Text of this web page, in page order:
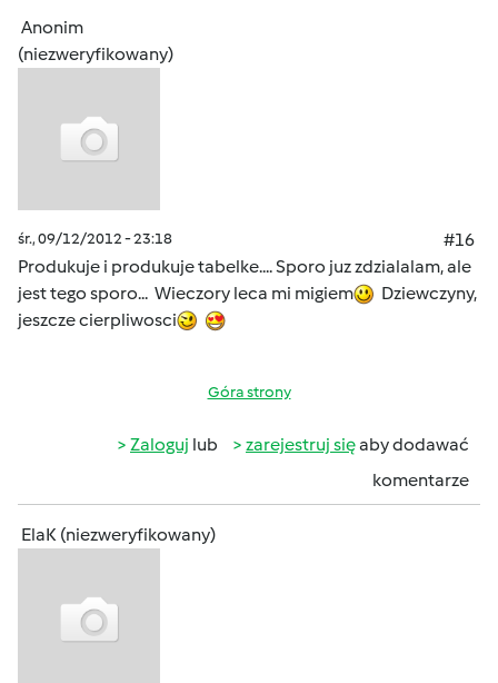
Anonim
(niezweryfikowany)
śr., 09/12/2012 - 23:18
#16
Produkuje i produkuje tabelke.... Sporo juz zdzialalam, ale
jest tego sporo... Wieczory leca mi migiem
Dziewczyny,
jeszcze cierpliwosci
Góra strony
Zaloguj lub zarejestruj sięaby dodawać
komentarze
ElaK (niezweryfikowany)